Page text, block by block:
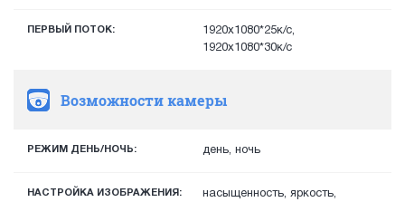
ПЕРВЫЙ ПОТОК:
1920х1080*25к/с,
1920х1080*30к/с
Возможности камеры
РЕЖИМ ДЕНЬ/НОЧЬ: день, ночь
НАСТРОЙКА ИЗОБРАЖЕНИЯ:
насыщенность, яркость,